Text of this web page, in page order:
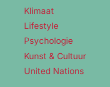
Klimaat
Lifestyle
Psychologie
Kunst & Cultuur
United Nations